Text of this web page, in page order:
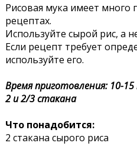
Рисовая мука имеет
рецептах.
Используйте сырой рис, а
Если рецепт требует
используйте его.
Время приготовления: 10-
2 и 2/3 стакана
Что понадобится:
2 стакана сырого риса